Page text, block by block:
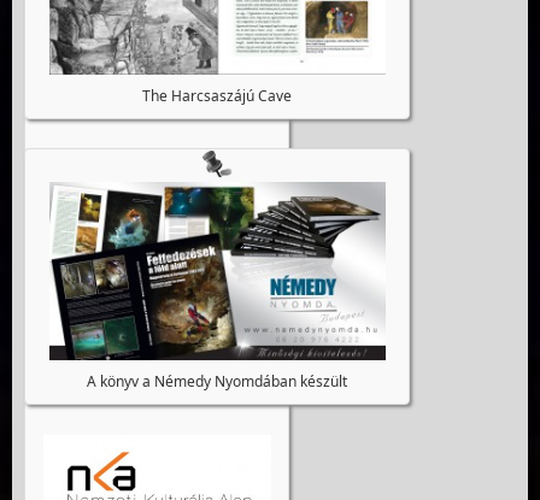
The Harcsaszájú Cave
A könyv a Némedy Nyomdában készült